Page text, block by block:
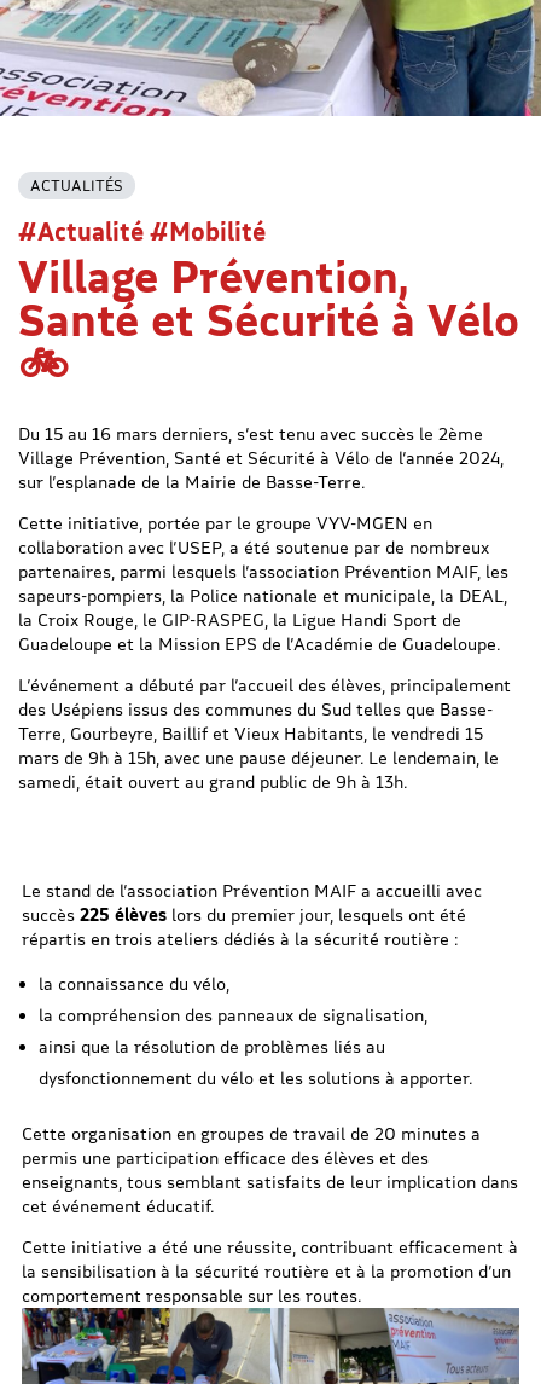
ACTUALITÉS
#Actualité #Mobilité
Village Prévention,
Santé et Sécurité à Vélo
🚲
Du 15 au 16 mars derniers, s’est tenu avec succès le 2ème
Village Prévention, Santé et Sécurité à Vélo de l’année 2024,
sur l’esplanade de la Mairie de Basse-Terre.
Cette initiative, portée par le groupe VYV-MGEN en
collaboration avec l’USEP, a été soutenue par de nombreux
partenaires, parmi lesquels l’association Prévention MAIF, les
sapeurs-pompiers, la Police nationale et municipale, la DEAL,
la Croix Rouge, le GIP-RASPEG, la Ligue Handi Sport de
Guadeloupe et la Mission EPS de l’Académie de Guadeloupe.
L’événement a débuté par l’accueil des élèves, principalement
des Usépiens issus des communes du Sud telles que Basse-
Terre, Gourbeyre, Baillif et Vieux Habitants, le vendredi 15
mars de 9h à 15h, avec une pause déjeuner. Le lendemain, le
samedi, était ouvert au grand public de 9h à 13h.
Le stand de l’association Prévention MAIF a accueilli avec
succès 225 élèves lors du premier jour, lesquels ont été
répartis en trois ateliers dédiés à la sécurité routière :
la connaissance du vélo,
la compréhension des panneaux de signalisation,
ainsi que la résolution de problèmes liés au
dysfonctionnement du vélo et les solutions à apporter.
Cette organisation en groupes de travail de 20 minutes a
permis une participation efficace des élèves et des
enseignants, tous semblant satisfaits de leur implication dans
cet événement éducatif.
Cette initiative a été une réussite, contribuant efficacement à
la sensibilisation à la sécurité routière et à la promotion d’un
comportement responsable sur les routes.